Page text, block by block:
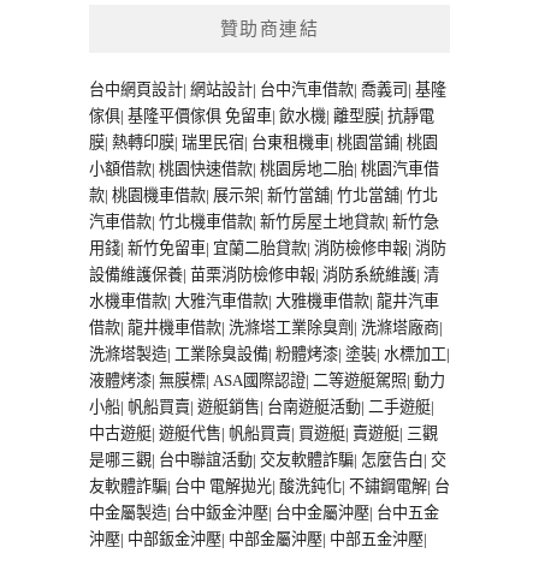
贊助商連結
台中網頁設計| 網站設計| 台中汽車借款| 喬義司 | 基隆
傢俱| 基隆平價傢俱 免留車| 飲水機| 離型膜| 抗靜電
膜| 熱轉印膜| 瑞里民宿| 台東租機車| 桃園當鋪| 桃園
小額借款| 桃園快速借款| 桃園房地二胎| 桃園汽車借
款| 桃園機車借款| 展示架| 新竹當舖| 竹北當舖| 竹北
汽車借款| 竹北機車借款| 新竹房屋土地貸款| 新竹急
用錢| 新竹免留車| 宜蘭二胎貸款| 消防檢修申報| 消防
設備維護保養| 苗栗消防檢修申報| 消防系統維護| 清
水機車借款| 大雅汽車借款| 大雅機車借款| 龍井汽車
借款| 龍井機車借款| 洗滌塔工業除臭劑 | 洗滌塔廠商|
洗滌塔製造| 工業除臭設備| 粉體烤漆| 塗裝| 水標加工|
液體烤漆| 無膜標| ASA國際認證| 二等遊艇駕照| 動力
小船| 帆船買賣| 遊艇銷售| 台南遊艇活動| 二手遊艇|
中古遊艇| 遊艇代售| 帆船買賣| 買遊艇| 賣遊艇| 三觀
是哪三觀| 台中聯誼活動| 交友軟體詐騙| 怎麼告白| 交
友軟體詐騙| 台中 電解拋光| 酸洗鈍化| 不鏽鋼電解| 台
中金屬製造| 台中鈑金沖壓| 台中金屬沖壓| 台中五金
沖壓| 中部鈑金沖壓| 中部金屬沖壓| 中部五金沖壓|